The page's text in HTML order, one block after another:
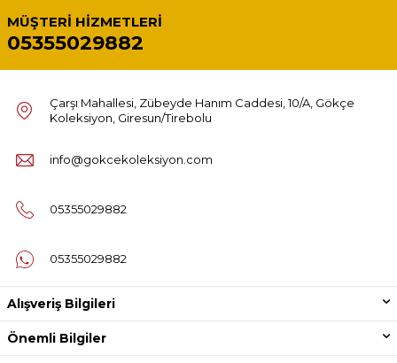
MÜŞTERI HIZMETLERI
05355029882
Çarşı Mahallesi, Zübeyde Hanım Caddesi, 10/A, Gökçe
Koleksiyon, Giresun/Tirebolu
info@gokcekoleksiyon.com
05355029882
05355029882
Alışveriş Bilgileri
Önemli Bilgiler